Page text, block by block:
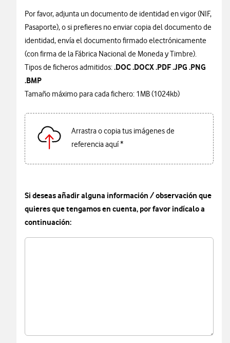
Por favor, adjunta un documento de identidad en vigor (NIF,
Pasaporte), o si prefieres no enviar copia del documento de
identidad, envía el documento firmado electrónicamente
(con firma de la Fábrica Nacional de Moneda y Timbre).
Tipos de ficheros admitidos:.DOC .DOCX .PDF .JPG .PNG
.BMP
Tamaño máximo para cada fichero: 1MB (1024kb)
Arrastra o copia tus imágenes de
referencia aquí *
Añadir información.
Si deseas añadir alguna información / observación que
quieres que tengamos en cuenta, por favor indícalo a
continuación: